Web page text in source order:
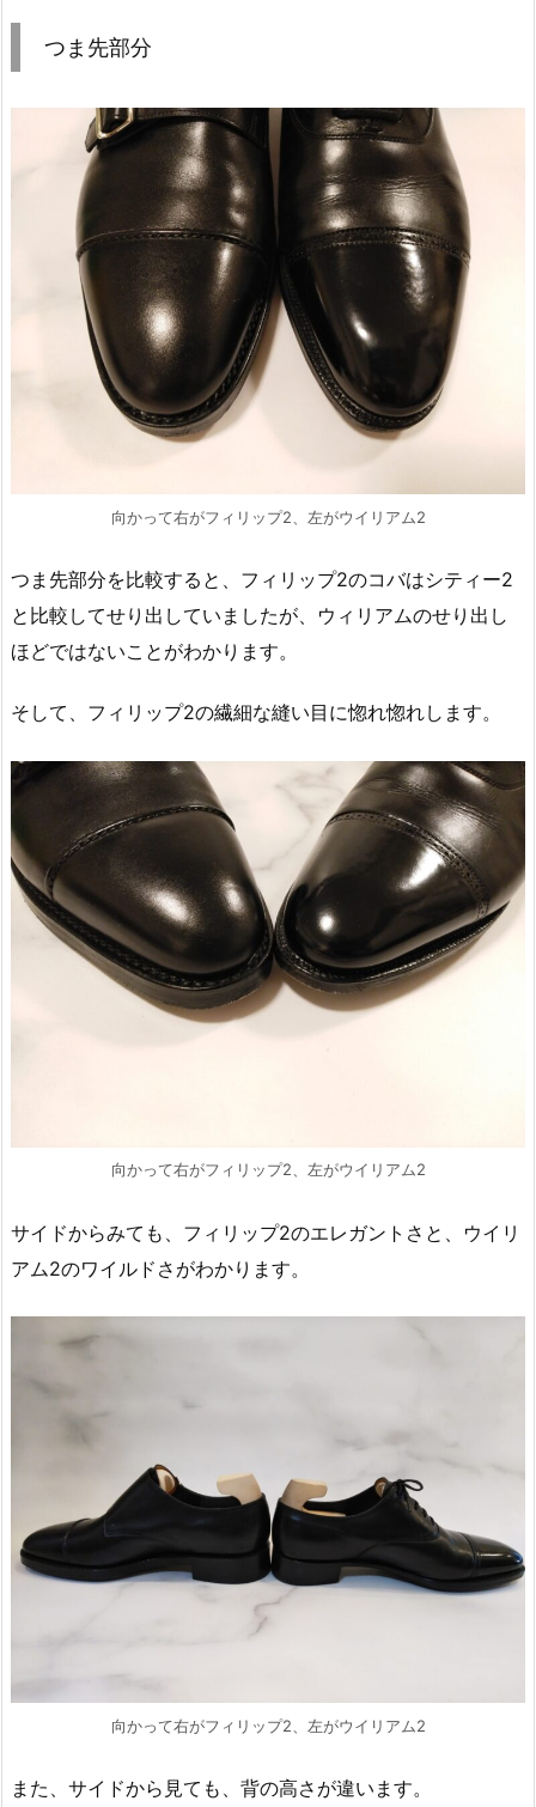
つま先部分
向かって右がフィリップ2、左がウイリアム2
つま先部分を比較すると、フィリップ2のコバはシティー2
と比較してせり出していましたが、ウィリアムのせり出し
ほどではないことがわかります。
そして、フィリップ2の繊細な縫い目に惚れ惚れします。
向かって右がフィリップ2、左がウイリアム2
サイドからみても、フィリップ2のエレガントさと、ウイリ
アム2のワイルドさがわかります。
向かって右がフィリップ2、左がウイリアム2
また、サイドから見ても、背の高さが違います。